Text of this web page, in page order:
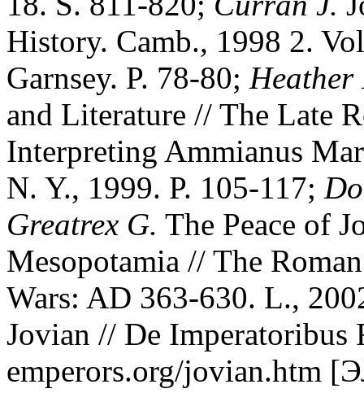
History. Camb., 1998 2.
Garnsey. P. 78-80; Heather
and Literature // The Late
Interpreting Ammianus
N. Y., 1999. P. 105-117;
Greatrex G. The Peace of
Mesopotamia // The
Wars: AD 363-630. L.,
Jovian // De
emperors.org/jovian.htm